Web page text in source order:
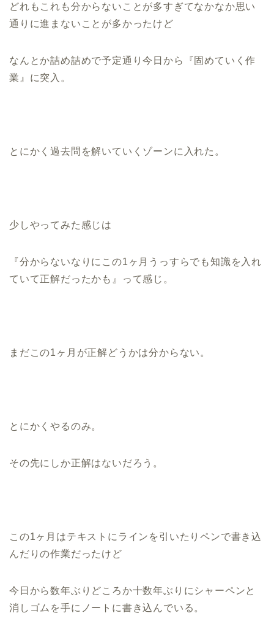
どれもこれも分からないことが多すぎてなかなか思い
通りに進まないことが多かったけど
なんとか詰め詰めで予定通り今日から『固めていく作
業』に突入。
とにかく過去問を解いていくゾーンに入れた。
少しやってみた感じは
『分からないなりにこの1ヶ月うっすらでも知識を入れ
ていて正解だったかも』って感じ。
まだこの1ヶ月が正解どうかは分からない。
とにかくやるのみ。
その先にしか正解はないだろう。
この1ヶ月はテキストにラインを引いたりペンで書き込
んだりの作業だったけど
今日から数年ぶりどころか十数年ぶりにシャーペンと
消しゴムを手にノートに書き込んでいる。